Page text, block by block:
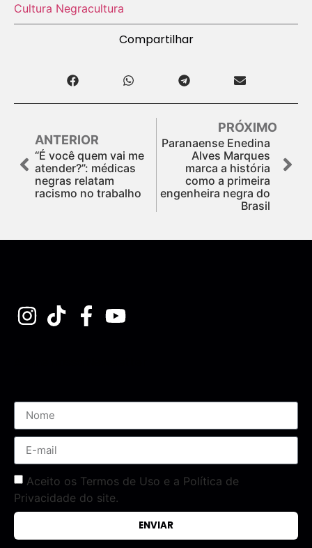
Cultura Negracultura
Compartilhar
ANTERIOR
“É você quem vai me
atender?”: médicas
negras relatam
racismo no trabalho
PRÓXIMO
Paranaense Enedina
Alves Marques
marca a história
como a primeira
engenheira negra do
Brasil
Aceito os Termos de Uso e a Política de
Privacidade do site.
ENVIAR